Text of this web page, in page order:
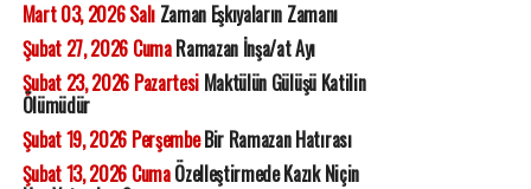
Mart 03, 2026 SalıZaman Eşkıyaların Zamanı
Şubat 27, 2026 CumaRamazan İnşa/at Ayı
Şubat 23, 2026 PazartesiMaktülün Gülüşü Katilin
Ölümüdür
Şubat 19, 2026 PerşembeBir Ramazan Hatırası
Şubat 13, 2026 CumaÖzelleştirmede Kazık Niçin